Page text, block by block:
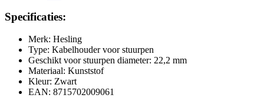
Specificaties:
Merk: Hesling
Type: Kabelhouder voor stuurpen
Geschikt voor stuurpen diameter: 22,2 mm
Materiaal: Kunststof
Kleur: Zwart
EAN: 8715702009061